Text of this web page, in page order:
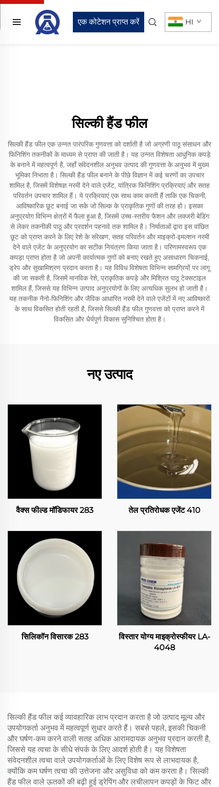
एक कोटेशन प्राप्त करें HI
सिल्की हैंड फील
सिल्की हैंड फील एक उन्नत पारंपरिक गुणवत्ता को दर्शाती है जो अग्रणी पाठू संसाधन और
फिनिशिंग तकनीकों के माध्यम से प्राप्त की जाती है। यह उन्नत विशेषता आधुनिक कपड़े
के बनाने में महत्वपूर्ण है, जहाँ संवेदनशील अनुभव उत्पाद की गुणवत्ता के अनुभव में मुख्य
भूमिका निभाता है। सिल्की हैंड फील बनाने के पीछे विज्ञान में कई चरणों का उपचार
शामिल है, जिसमें विशेषज्ञ नरमी देने वाले एजेंट, यांत्रिक फिनिशिंग प्रक्रियाएं और सतह
परिवर्तन उपचार शामिल हैं। ये प्रक्रियाएं एक साथ काम करती हैं ताकि एक चिकनी,
आविष्कारिक छूट बनाई जा सके जो सिल्क के प्राकृतिक गुणों की तरह हो। इसका
अनुप्रयोग विभिन्न क्षेत्रों में फैला हुआ है, जिसमें उच्च-स्तरीय फैशन और लक्जरी बेडिंग
से लेकर तकनीकी पाठू और प्रदर्शन पहनावे तक शामिल है। निर्माताओं द्वारा इस वांछित
छूट को प्राप्त करने के लिए रेशे के संरेखण, सतह परिवर्तन और माइक्रो-इमल्शन नरमी
देने वाले एजेंट के अनुप्रयोग का सटीक नियंत्रण किया जाता है। परिणामस्वरूप एक
कपड़ा प्राप्त होता है जो अपनी कार्यात्मक गुणों को बनाए रखते हुए असाधारण चिकनाई,
ड्रेप और सुखामिश्रण प्रदान करता है। यह विविध विशेषता विभिन्न सामग्रियों पर लागू
की जा सकती है, जिसमें मानविक रेशे, प्राकृतिक कपड़े और मिश्रित पाठू टेक्सटाइल
शामिल हैं, जिससे यह विभिन्न उत्पाद अनुप्रयोगों के लिए अत्यधिक सुलभ हो जाती है।
यह तकनीक नैनो-फिनिशिंग और जैविक आधारित नरमी देने वाले एजेंटों में नए आविष्कारों
के साथ विकसित होती रहती है, जिससे सिल्की हैंड फील गुणवत्ता को प्राप्त करने में
विकसित और धैर्यपूर्ण विकास सुनिश्चित होता है।
नए उत्पाद
वैक्स फील्ड मॉडिफायर 283 तेल प्रतिरोधक एजेंट 410
सिलिकॉन विसारक 283
विस्तार योग्य माइक्रोस्फीयर LA-
4048
सिल्की हैंड फील कई व्यावहारिक लाभ प्रदान करता है जो उत्पाद मूल्य और
उपयोगकर्ता अनुभव में महत्वपूर्ण सुधार करते हैं। सबसे पहले, इसकी चिकनी
और घर्षण-कम करने वाली सतह अधिक आरामदायक अनुभव प्रदान करती है,
जिससे यह त्वचा के सीधे संपर्क के लिए आदर्श होती है। यह विशेषता
संवेदनशील त्वचा वाले उपयोगकर्ताओं के लिए विशेष रूप से लाभदायक है,
क्योंकि कम घर्षण त्वचा की उत्तेजना और असुविधा को कम करता है। सिल्की
हैंड फील वाले ऊतकों की बढ़ी हुई ड्रेपिंग और लचीलापन कपड़ों के फिट और